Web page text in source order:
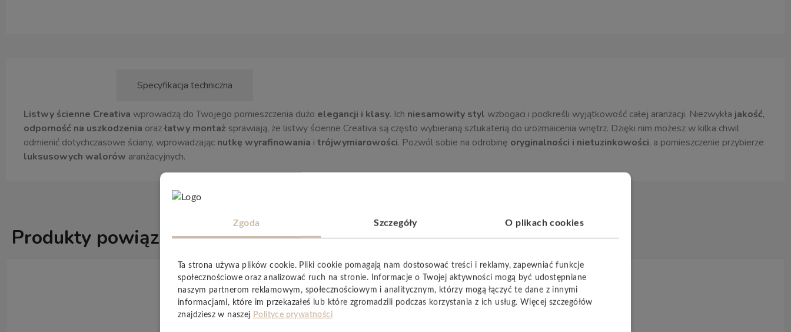
Specyfikacja techniczna
Listwy ścienne Creativa wprowadzą do Twojego pomieszczenia dużo elegancji i klasy. Ich niesamowity styl wzbogaci i podkreśli wyjątkowość całej aranżacji. Niezwykła jakość,
odporność na uszkodzenia orazłatwy montaż sprawiają, że listwy ścienne Creativa są często wybieraną sztukaterią do urozmaicenia wnętrz. Dzięki nim możesz w kilka chwil
odmienić dotychczasowe ściany, wprowadzając nutkę wyrafinowania i trójwymiarowości. Pozwól sobie na odrobinę oryginalności i nietuzinkowości, a pomieszczenie przybierze
luksusowych walorów aranżacyjnych.
Produkty powiązane ZOBACZ WSZYSTKIE
Zgoda Szczegóły O plikach cookies
Ta strona używa plików cookie. Pliki cookie pomagają nam dostosować treści i reklamy, zapewniać funkcje
społecznościowe oraz analizować ruch na stronie. Informacje o Twojej aktywności mogą być udostępniane
naszym partnerom reklamowym, społecznościowym i analitycznym, którzy mogą łączyć te dane z innymi
informacjami, które im przekazałeś lub które zgromadzili podczas korzystania z ich usług. Więcej szczegółów
znajdziesz w naszej Polityce prywatności